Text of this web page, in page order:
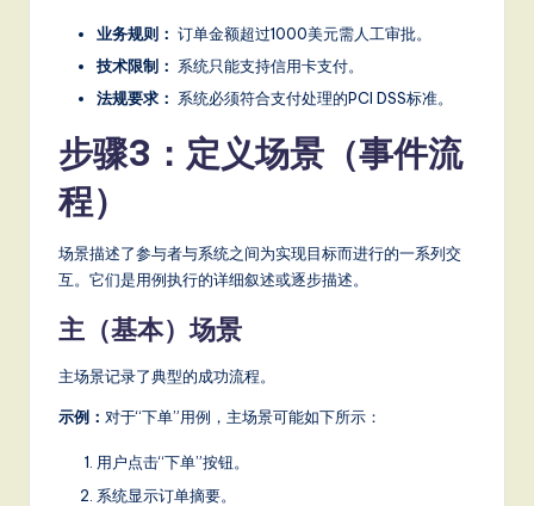
业务规则： 订单金额超过1000美元需人工审批。
技术限制： 系统只能支持信用卡支付。
法规要求： 系统必须符合支付处理的PCI DSS标准。
步骤3：定义场景（事件流
程）
场景描述了参与者与系统之间为实现目标而进行的一系列交
互。它们是用例执行的详细叙述或逐步描述。
主（基本）场景
主场景记录了典型的成功流程。
示例： 对于“下单”用例，主场景可能如下所示：
用户点击“下单”按钮。
系统显示订单摘要。